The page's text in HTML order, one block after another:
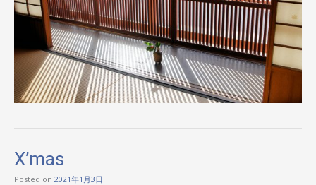
X’mas
Posted on 2021年1月3日